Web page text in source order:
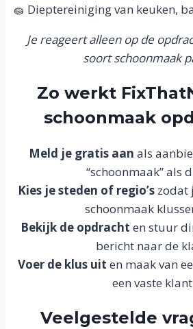
🧽 Dieptereiniging van keuken,
Je reageert alleen op de
soort schoonmaak
Zo werkt
schoonmaak
Meld je gratis aan als
“schoonmaak” als
Kies je steden of regio’s zodat
schoonmaak
Bekijk de opdracht en stuur
bericht naar de
Voer de klus uit en maak van
een vaste
Veelgestelde